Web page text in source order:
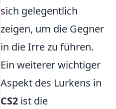
sich gelegentlich
zeigen, um die Gegner
in die Irre zu führen.
Ein weiterer wichtiger
Aspekt des Lurkens in
CS2 ist die